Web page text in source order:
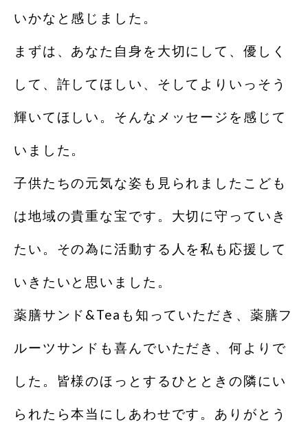
いかなと感じました。
まずは、あなた自身を大切にして、優しく
して、許してほしい、そしてよりいっそう
輝いてほしい。そんなメッセージを感じて
いました。
子供たちの元気な姿も見られましたこども
は地域の貴重な宝です。大切に守っていき
たい。その為に活動する人を私も応援して
いきたいと思いました。
薬膳サンド&Teaも知っていただき、薬膳フ
ルーツサンドも喜んでいただき、何よりで
した。皆様のほっとするひとときの隣にい
られたら本当にしあわせです。ありがとう